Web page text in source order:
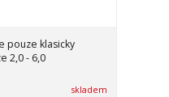
pouze klasicky
2,0 - 6,0
skladem